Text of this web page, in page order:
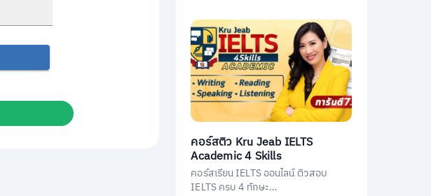
คอร์สติว Kru Jeab IELTS
Academic 4 Skills
คอร์สเรียน IELTS ออนไลน์ ติวสอบ
IELTS ครบ 4 ทักษะ